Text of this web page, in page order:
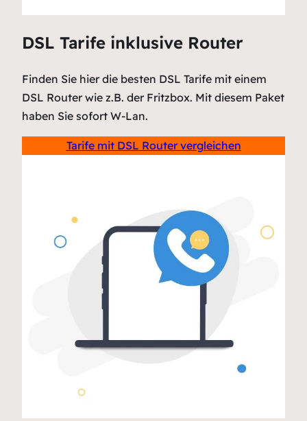
DSL Tarife inklusive Router
Finden Sie hier die besten DSL Tarife mit einem
DSL Router wie z.B. der Fritzbox. Mit diesem Paket
haben Sie sofort W-Lan.
Tarife mit DSL Router vergleichen